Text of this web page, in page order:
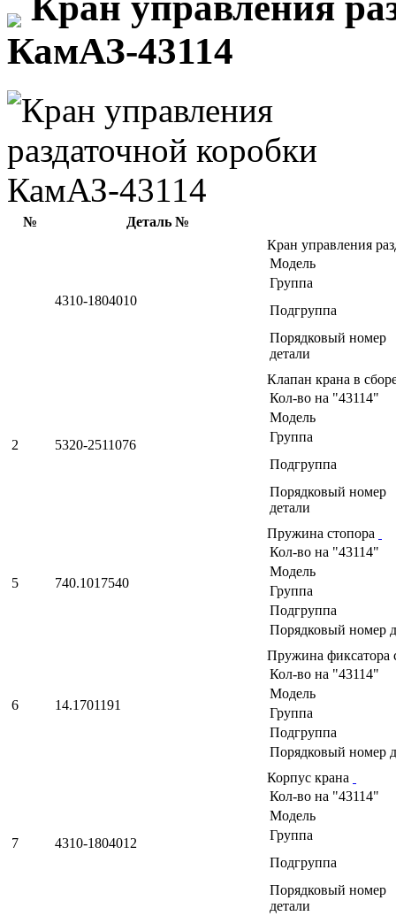
КамАЗ-43114
№ Деталь №
4310-1804010
Кран управления
Модель
Группа
Подгруппа
Порядковый номер
детали
2 5320-2511076
Клапан крана в
Кол-во на "43114"
Модель
Группа
Подгруппа
Порядковый номер
детали
5 740.1017540
Пружина стопора
Кол-во на "43114"
Модель
Группа
Подгруппа
Порядковый номер
6 14.1701191
Пружина фиксатора
Кол-во на "43114"
Модель
Группа
Подгруппа
Порядковый номер
7 4310-1804012
Корпус крана
Кол-во на "43114"
Модель
Группа
Подгруппа
Порядковый номер
детали